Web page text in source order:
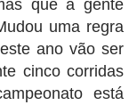
que a gente
uma regra
ano vão ser
cinco corridas
está